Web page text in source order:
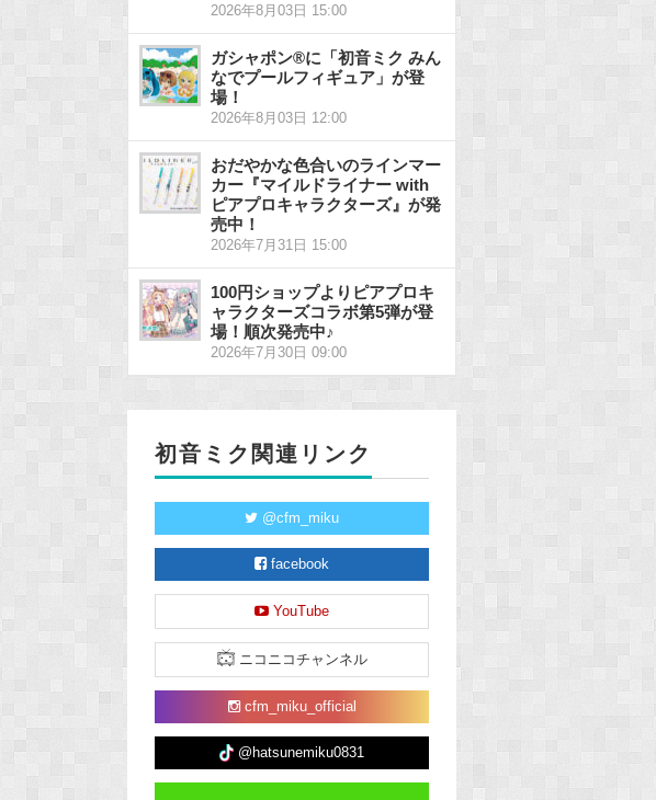
2026年8月03日 15:00
ガシャポン®に「初音ミク みん
なでプールフィギュア」が登
場！
2026年8月03日 12:00
おだやかな色合いのラインマー
カー『マイルドライナー with
ピアプロキャラクターズ』が発
売中！
2026年7月31日 15:00
100円ショップよりピアプロキ
ャラクターズコラボ第5弾が登
場！順次発売中♪
2026年7月30日 09:00
初音ミク関連リンク
@cfm_miku
facebook
YouTube
ニコニコチャンネル
cfm_miku_official
@hatsunemiku0831